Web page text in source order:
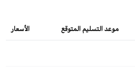
موعد التسليم المتوقع الأسعار